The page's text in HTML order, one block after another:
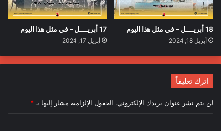
18 أبريــــل – في مثل هذا اليوم
أبريل 18, 2024
17 أبريــــل – في مثل هذا اليوم
أبريل 17, 2024
اترك تعليقاً
لن يتم نشر عنوان بريدك الإلكتروني. الحقول الإلزامية مشار إليها بـ *